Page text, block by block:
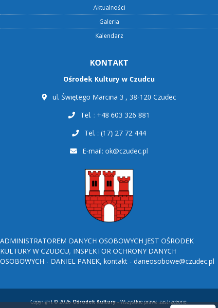
Aktualności
Galeria
Kalendarz
KONTAKT
Ośrodek Kultury w Czudcu
ul. Świętego Marcina 3 , 38-120 Czudec
Tel. : +48 603 326 881
Tel. : (17) 27 72 444
E-mail: ok@czudec.pl
ADMINISTRATOREM DANYCH OSOBOWYCH JEST OŚRODEK
KULTURY W CZUDCU, INSPEKTOR OCHRONY DANYCH
OSOBOWYCH - DANIEL PANEK, kontakt - daneosobowe@czudec.pl
Copyright © 2026Ośrodek Kultury- Wszystkie prawa zastrzeżone.